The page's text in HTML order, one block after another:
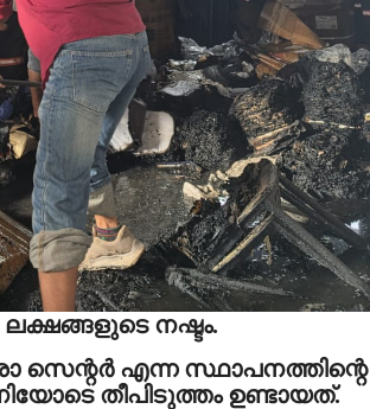
നഷ്ടം.
സെന്റര്‍ എന്ന സ്ഥാപനത്തിന്റെ
തീപിടുത്തം ഉണ്ടായത്.